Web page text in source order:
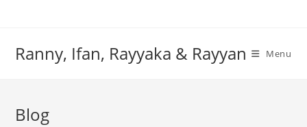
Ranny, Ifan, Rayyaka & Rayyan Menu
Blog